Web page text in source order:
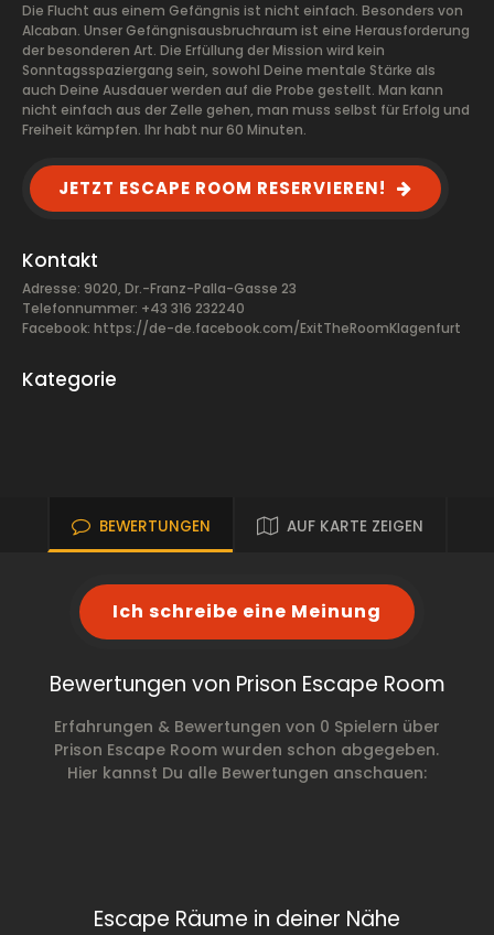
Die Flucht aus einem Gefängnis ist nicht einfach. Besonders von
Alcaban. Unser Gefängnisausbruchraum ist eine Herausforderung
der besonderen Art. Die Erfüllung der Mission wird kein
Sonntagsspaziergang sein, sowohl Deine mentale Stärke als
auch Deine Ausdauer werden auf die Probe gestellt. Man kann
nicht einfach aus der Zelle gehen, man muss selbst für Erfolg und
Freiheit kämpfen. Ihr habt nur 60 Minuten.
JETZT ESCAPE ROOM RESERVIEREN!
Kontakt
Adresse: 9020, Dr.-Franz-Palla-Gasse 23
Telefonnummer: +43 316 232240
Facebook: https://de-de.facebook.com/ExitTheRoomKlagenfurt
Kategorie
BEWERTUNGEN AUF KARTE ZEIGEN
Ich schreibe eine Meinung
Bewertungen von Prison Escape Room
Erfahrungen & Bewertungen von 0 Spielern über
Prison Escape Room wurden schon abgegeben.
Hier kannst Du alle Bewertungen anschauen:
Escape Räume in deiner Nähe